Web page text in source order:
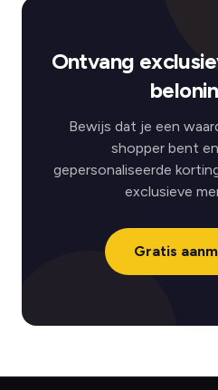
Ontvang
Bewijs dat je een
shopper bent
gepersonaliseerde
exclusieve
Gratis